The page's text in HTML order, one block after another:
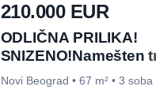
210.000 EUR
ODLIČNA PRILIKA!
SNIZENO!Namešten
67m² – Bežanijska
Novi Beograd • 67 m² • 3 soba